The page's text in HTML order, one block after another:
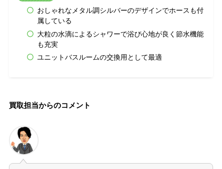
おしゃれなメタル調シルバーのデザインでホースも付
属している
大粒の水滴によるシャワーで浴び心地が良く節水機能
も充実
ユニットバスルームの交換用として最適
買取担当からのコメント